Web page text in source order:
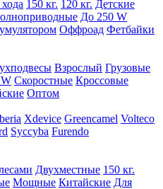
150 кг. 120 кг. Детские
До 250 W
Оффроад Фетбайки
Взрослый Грузовые
Скоростные Кроссовые
Оптом
Xdevice Greencamel Volteco
Syccyba Furendo
Двухместные 150 кг.
Мощные Китайские Для